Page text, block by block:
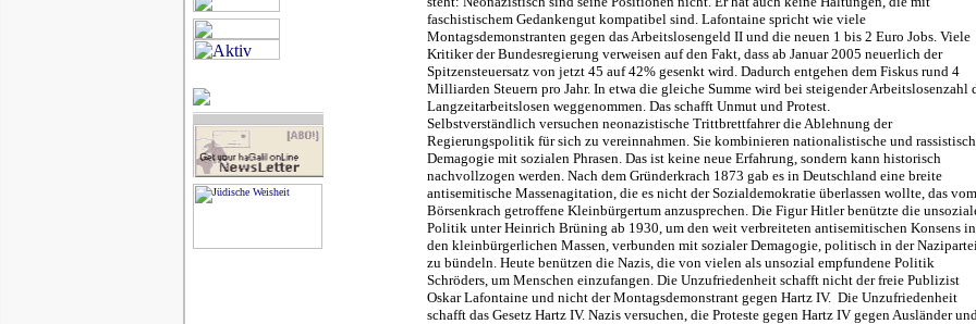
faschistischem Gedankengut kompatibel sind. Lafontaine spricht wie viele
Montagsdemonstranten gegen das Arbeitslosengeld II und die neuen 1 bis 2 Euro Jobs. Viele
Kritiker der Bundesregierung verweisen auf den Fakt, dass ab Januar 2005 neuerlich der
Spitzensteuersatz von jetzt 45 auf 42% gesenkt wird. Dadurch entgehen dem Fiskus rund 4
Milliarden Steuern pro Jahr. In etwa die gleiche Summe wird bei steigender Arbeitslosenzahl
Langzeitarbeitslosen weggenommen. Das schafft Unmut und Protest.
Selbstverständlich versuchen neonazistische Trittbrettfahrer die Ablehnung der
Regierungspolitik für sich zu vereinnahmen. Sie kombinieren nationalistische und
Demagogie mit sozialen Phrasen. Das ist keine neue Erfahrung, sondern kann historisch
nachvollzogen werden. Nach dem Gründerkrach 1873 gab es in Deutschland eine breite
antisemitische Massenagitation, die es nicht der Sozialdemokratie überlassen wollte, das vom
Börsenkrach getroffene Kleinbürgertum anzusprechen. Die Figur Hitler benützte die
Politik unter Heinrich Brüning ab 1930, um den weit verbreiteten antisemitischen Konsens in
den kleinbürgerlichen Massen, verbunden mit sozialer Demagogie, politisch in der
zu bündeln. Heute benützen die Nazis, die von vielen als unsozial empfundene Politik
Schröders, um Menschen einzufangen. Die Unzufriedenheit schafft nicht der freie Publizist
Oskar Lafontaine und nicht der Montagsdemonstrant gegen Hartz IV. Die Unzufriedenheit
schafft das Gesetz Hartz IV. Nazis versuchen, die Proteste gegen Hartz IV gegen Ausländer